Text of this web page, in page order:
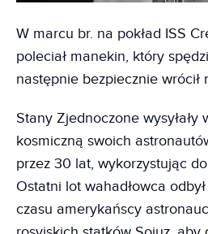
W marcu br. na pokład ISS
poleciał manekin, który
następnie bezpiecznie wrócił
Stany Zjednoczone wysyłały
kosmiczną swoich
przez 30 lat, wykorzystując
Ostatni lot wahadłowca
czasu amerykańscy